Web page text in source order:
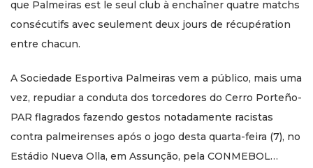
que Palmeiras est le seul club à enchaîner quatre matchs
consécutifs avec seulement deux jours de récupération
entre chacun.
A Sociedade Esportiva Palmeiras vem a público, mais uma
vez, repudiar a conduta dos torcedores do Cerro Porteño-
PAR flagrados fazendo gestos notadamente racistas
contra palmeirenses após o jogo desta quarta-feira (7), no
Estádio Nueva Olla, em Assunção, pela CONMEBOL…